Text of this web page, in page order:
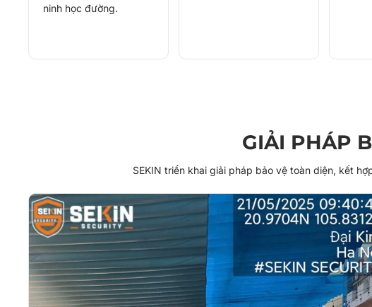
ninh học đường.
GIẢI PHÁP
SEKIN triển khai giải pháp bảo vệ toàn diện, kết